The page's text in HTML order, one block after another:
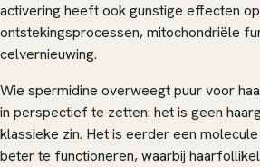
activering heeft ook gunstige effecten op
ontstekingsprocessen, mitochondriële
celvernieuwing.
Wie spermidine overweegt puur voor
in perspectief te zetten: het is geen
klassieke zin. Het is eerder een
beter te functioneren, waarbij